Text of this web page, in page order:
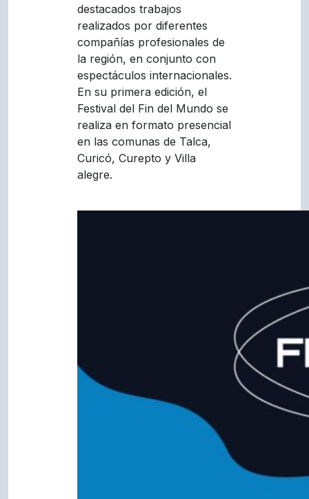
destacados trabajos
realizados por diferentes
compañías profesionales de
la región, en conjunto con
espectáculos internacionales.
En su primera edición, el
Festival del Fin del Mundo se
realiza en formato presencial
en las comunas de Talca,
Curicó, Curepto y Villa
alegre.